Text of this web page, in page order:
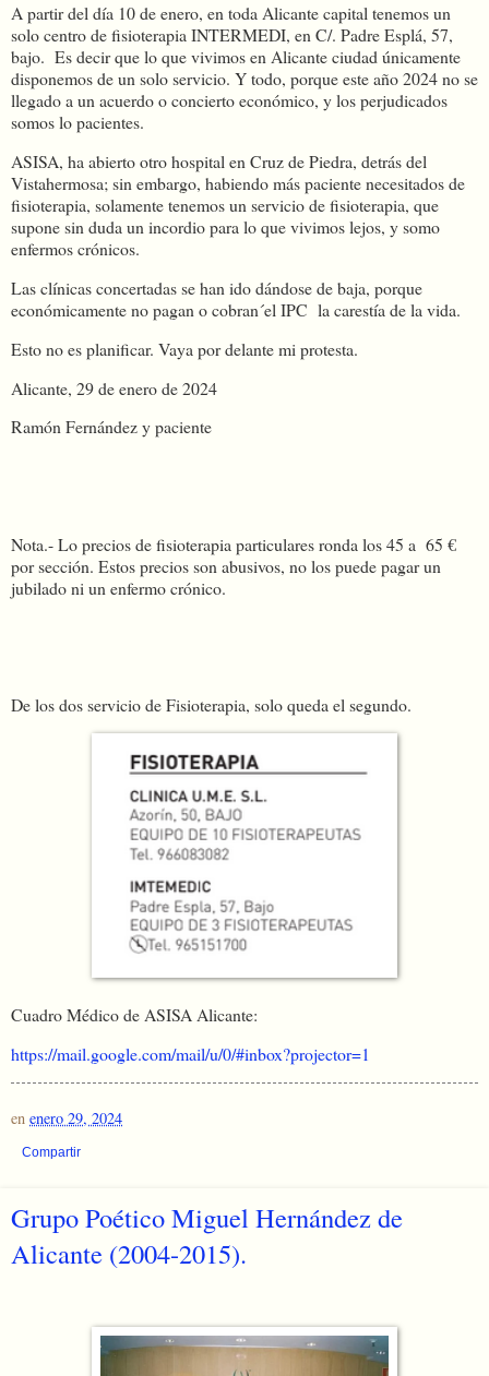
A partir del día 10 de enero, en toda Alicante capital tenemos un
solo centro de fisioterapia INTERMEDI, en C/. Padre Esplá, 57,
bajo. Es decir que lo que vivimos en Alicante ciudad únicamente
disponemos de un solo servicio. Y todo, porque este año 2024 no se
llegado a un acuerdo o concierto económico, y los perjudicados
somos lo pacientes.
ASISA, ha abierto otro hospital en Cruz de Piedra, detrás del
Vistahermosa; sin embargo, habiendo más paciente necesitados de
fisioterapia, solamente tenemos un servicio de fisioterapia, que
supone sin duda un incordio para lo que vivimos lejos, y somo
enfermos crónicos.
Las clínicas concertadas se han ido dándose de baja, porque
económicamente no pagan o cobran´el IPC la carestía de la vida.
Esto no es planificar. Vaya por delante mi protesta.
Alicante, 29 de enero de 2024
Ramón Fernández y paciente
Nota.- Lo precios de fisioterapia particulares ronda los 45 a 65 €
por sección. Estos precios son abusivos, no los puede pagar un
jubilado ni un enfermo crónico.
De los dos servicio de Fisioterapia, solo queda el segundo.
Cuadro Médico de ASISA Alicante:
https://mail.google.com/mail/u/0/#inbox?projector=1
en enero 29, 2024
Compartir
Grupo Poético Miguel Hernández de
Alicante (2004-2015).